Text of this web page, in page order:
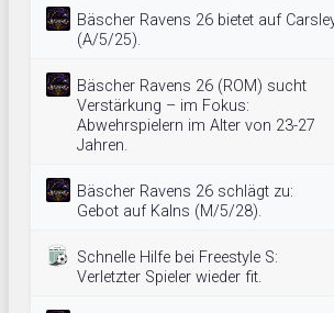
Bäscher Ravens 26 bietet auf
(A/5/25).
Bäscher Ravens 26 (ROM) sucht
Verstärkung – im Fokus:
Abwehrspielern im Alter von 23-27
Jahren.
Bäscher Ravens 26 schlägt zu:
Gebot auf Kalns (M/5/28).
Schnelle Hilfe bei Freestyle S:
Verletzter Spieler wieder fit.